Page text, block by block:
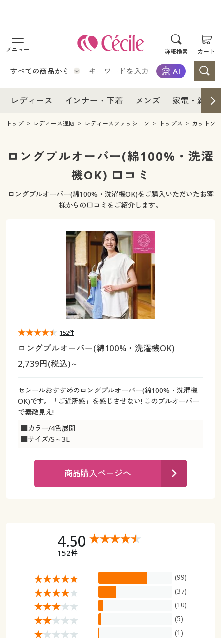
詳細検索 カート
商品を探す
レディース
レディースファッション
女性下着
インナー・下着
インナー・下着通販すべて
女性下着
ジュニア・ティーンズ下着
メンズ
メンズ通販すべて
メンズファッション
家電・雑貨
キッチン・雑貨・日用品
寝具・インテリア・家具
寝具・インテリア・家具通販すべて
カーテン・ラグ・ファブリック
美容・健康通販すべて
美容・健康・サプリメント
制服・スクール
制服・スクールすべて
ジュニア・ティーンズ下着
大きいサイズ通販すべて
大きいサイズ レディース服
大きいサイズ レディース下着
大きいサイズ メンズ
大きいサイズ 事務・制服
カタログ
カタログ・チラシからのご注文
デジタルカタログ
カタログ無料プレゼント
ご利用ガイド
よくある質問とお問い合わせ
レディース インナー・下着 メンズ 家電・雑貨
レディース
レディース通販すべて
レディースファッション
インナー・下着
インナー・下着通販すべて
ジュニア・ティーンズ下着
メンズ
キッチン・雑貨・日用品
寝具・インテリア・家具通販すべて
家具・収納
カーテン・ラグ・ファブリック
美容・健康通販すべて
制服・スクール
ジュニア・ティーンズ下着
大きいサイズ通販すべて
大きいサイズ レディース服
大きいサイズ レディース下着
大きいサイズ メンズ
大きいサイズ 事務・制服
シークレットセール
商品カテゴリ一覧
カタログ
カタログ・チラシからのご注文
カタログ無料プレゼント
会員メニュー
マイページ
閲覧履歴
よくある質問とお問い合わせ
トップ レディース通販 レディースファッション トップス カットソ
ロングプルオーバー(綿100%・洗濯
機OK) 口コミ
ロングプルオーバー(綿100%・洗濯機OK)をご購入いただいたお客
様からの口コミをご紹介します。
ロングプルオーバー(綿100%・洗濯機OK)
2,739円(税込)～
セシールおすすめのロングプルオーバー(綿100%・洗濯機
OK)です。「ご近所感」を感じさせない! このプルオーバー
で素敵見え!
■カラー/4色展開
■サイズ/S～3L
152件
商品購入ページへ
4.50
152件
(99)
(37)
(10)
(5)
(1)